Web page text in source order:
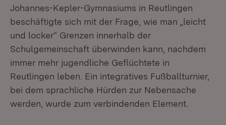
Johannes-Kepler-Gymnasiums in Reutlingen
beschäftigte sich mit der Frage, wie man „leicht
und locker“ Grenzen innerhalb der
Schulgemeinschaft überwinden kann, nachdem
immer mehr jugendliche Geflüchtete in
Reutlingen leben. Ein integratives Fußballturnier,
bei dem sprachliche Hürden zur Nebensache
werden, wurde zum verbindenden Element.